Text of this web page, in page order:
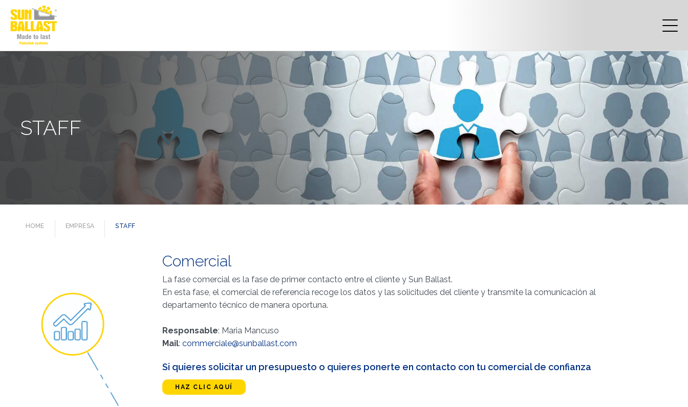
STAFF
HOME EMPRESA STAFF
Comercial
La fase comercial es la fase de primer contacto entre el cliente y Sun Ballast.
En esta fase, el comercial de referencia recoge los datos y las solicitudes del cliente y transmite la comunicación al
departamento técnico de manera oportuna.
Responsable: Maria Mancuso
Mail:commerciale@sunballast.com
Si quieres solicitar un presupuesto o quieres ponerte en contacto con tu comercial de confianza
HAZ CLIC AQUÍ